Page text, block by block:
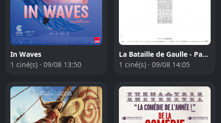
In Waves
1 ciné(s) · 09/08 13:50
La Bataille de Gaulle - Partie 2 : J´écris ton nom
1 ciné(s) · 09/08 14:05